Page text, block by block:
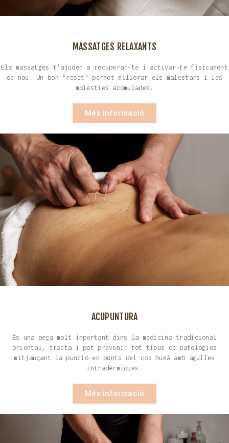
MASSATGES RELAXANTS
Els massatges t'ajuden a recuperar-te i activar-te físicament
de nou. Un bon "reset" permet millorar els malestars i les
molèsties acomulades.
Més informació
ACUPUNTURA
És una peça molt important dins la medicina tradicional
oriental, tracta i pot prevenir tot tipus de patologies
mitjançant la punció en punts del cos humà amb agulles
intradèrmiques.
Més informació